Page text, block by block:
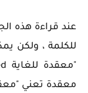
عند قراءة هذه
للكلمة ، ولكن
"معقدة للغاية